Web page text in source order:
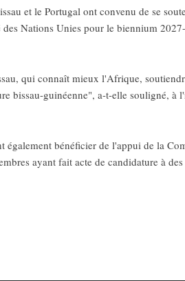
et le Portugal ont convenu de se
Nations Unies pour le biennium
qui connaît mieux l'Afrique,
bissau-guinéenne", a-t-elle souligné, à
bénéficier de l'appui de la
ayant fait acte de candidature à